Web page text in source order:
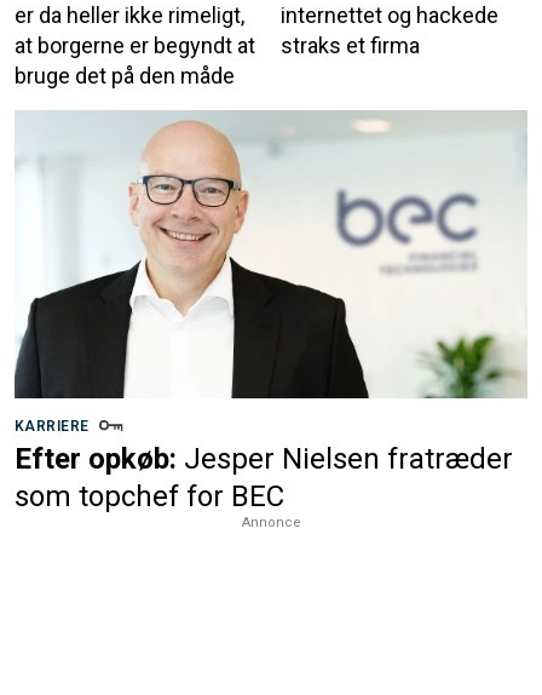
er da heller ikke rimeligt,
at borgerne er begyndt at
bruge det på den måde
internettet og hackede
straks et firma
KARRIERE
Efter opkøb: Jesper Nielsen fratræder
som topchef for BEC
Annonce